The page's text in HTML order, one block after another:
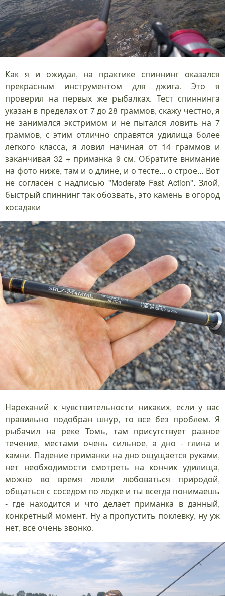
Как я и ожидал, на практике спиннинг оказался
прекрасным инструментом для джига. Это я
проверил на первых же рыбалках. Тест спиннинга
указан в пределах от 7 до 28 граммов, скажу честно, я
не занимался экстримом и не пытался ловить на 7
граммов, с этим отлично справятся удилища более
легкого класса, я ловил начиная от 14 граммов и
заканчивая 32 + приманка 9 см. Обратите внимание
на фото ниже, там и о длине, и о тесте... о строе... Вот
не согласен с надписью "Moderate Fast Action". Злой,
быстрый спиннинг так обозвать, это камень в огород
косадаки
Нареканий к чувствительности никаких, если у вас
правильно подобран шнур, то все без проблем. Я
рыбачил на реке Томь, там присутствует разное
течение, местами очень сильное, а дно - глина и
камни. Падение приманки на дно ощущается руками,
нет необходимости смотреть на кончик удилища,
можно во время ловли любоваться природой,
общаться с соседом по лодке и ты всегда понимаешь
- где находится и что делает приманка в данный,
конкретный момент. Ну а пропустить поклевку, ну уж
нет, все очень звонко.